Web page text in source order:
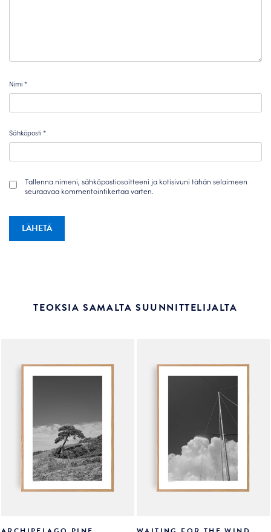
Nimi*
Sähköposti*
Tallenna nimeni, sähköpostiosoitteeni ja kotisivuni tähän selaimeen
seuraavaa kommentointikertaa varten.
TEOKSIA SAMALTA SUUNNITTELIJALTA